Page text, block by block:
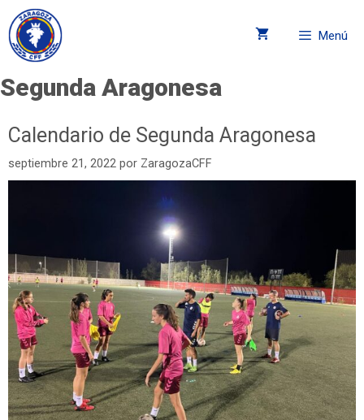
Menú
Segunda Aragonesa
Calendario de Segunda Aragonesa
septiembre 21, 2022 por ZaragozaCFF